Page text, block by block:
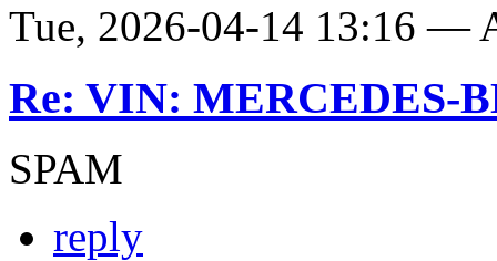
Tue, 2026-04-14 13:16 —
Re: VIN: MERCEDES-
SPAM
reply